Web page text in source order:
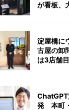
が看板、
淀屋橋に
古屋の卸
は3店舗目
ChatGPT
発 本町